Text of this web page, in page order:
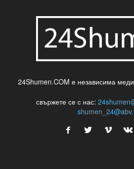
24Shumen.COM е независима
свържете се с нас: